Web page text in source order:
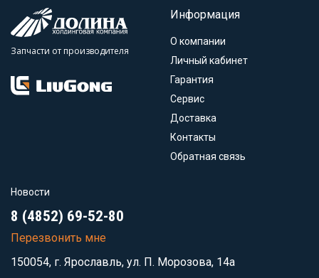
Запчасти от производителя
Информация
О компании
Личный кабинет
Гарантия
Сервис
Доставка
Контакты
Обратная связь
Новости
8 (4852) 69-52-80
Перезвонить мне
150054, г. Ярославль, ул. П. Морозова, 14а